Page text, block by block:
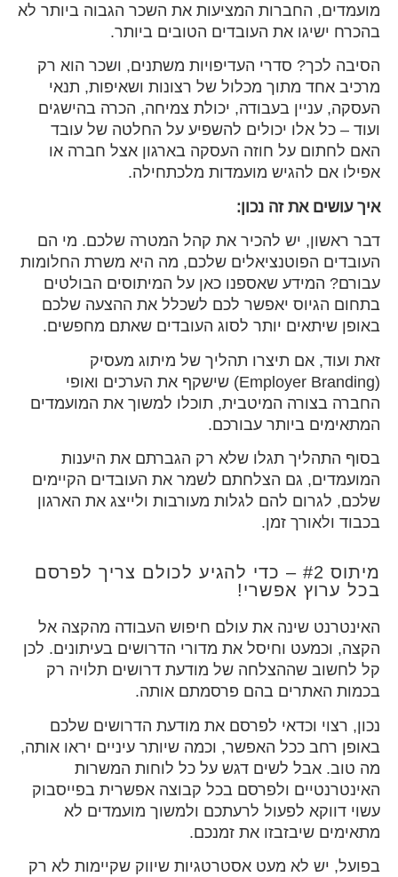
מועמדים, החברות המציעות את השכר הגבוה ביותר לא
בהכרח ישיגו את העובדים הטובים ביותר.
הסיבה לכך? סדרי העדיפויות משתנים, ושכר הוא רק
מרכיב אחד מתוך מכלול של רצונות ושאיפות, תנאי
העסקה, עניין בעבודה, יכולת צמיחה, הכרה בהישגים
ועוד – כל אלו יכולים להשפיע על החלטה של עובד
האם לחתום על חוזה העסקה בארגון אצל חברה או
אפילו אם להגיש מועמדות מלכתחילה.
איך עושים את זה נכון:
דבר ראשון, יש להכיר את קהל המטרה שלכם. מי הם
העובדים הפוטנציאלים שלכם, מה היא משרת החלומות
עבורם? המידע שאספנו כאן על המיתוסים הבולטים
בתחום הגיוס יאפשר לכם לשכלל את ההצעה שלכם
באופן שיתאים יותר לסוג העובדים שאתם מחפשים.
זאת ועוד, אם תיצרו תהליך של מיתוג מעסיק
(Employer Branding) שישקף את הערכים ואופי
החברה בצורה המיטבית, תוכלו למשוך את המועמדים
המתאימים ביותר עבורכם.
בסוף התהליך תגלו שלא רק הגברתם את היענות
המועמדים, גם הצלחתם לשמר את העובדים הקיימים
שלכם, לגרום להם לגלות מעורבות ולייצג את הארגון
בכבוד ולאורך זמן.
מיתוס #2 – כדי להגיע לכולם צריך לפרסם
בכל ערוץ אפשרי!
האינטרנט שינה את עולם חיפוש העבודה מהקצה אל
הקצה, וכמעט וחיסל את מדורי הדרושים בעיתונים. לכן
קל לחשוב שההצלחה של מודעת דרושים תלויה רק
בכמות האתרים בהם פרסמתם אותה.
נכון, רצוי וכדאי לפרסם את מודעת הדרושים שלכם
באופן רחב ככל האפשר, וכמה שיותר עיניים יראו אותה,
מה טוב. אבל לשים דגש על כל לוחות המשרות
האינטרנטיים ולפרסם בכל קבוצה אפשרית בפייסבוק
עשוי דווקא לפעול לרעתכם ולמשוך מועמדים לא
מתאימים שיבזבזו את זמנכם.
בפועל, יש לא מעט אסטרטגיות שיווק שקיימות לא רק